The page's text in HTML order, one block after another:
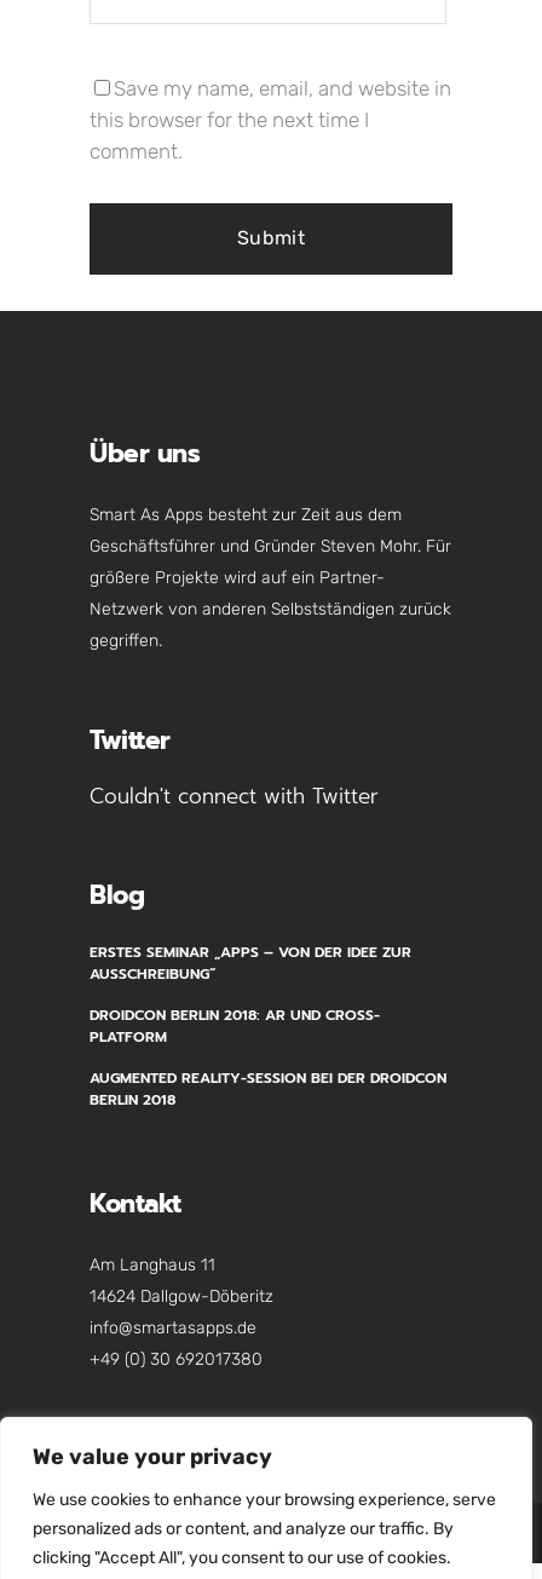
We value your privacy
We use cookies to enhance your browsing experience, serve
personalized ads or content, and analyze our traffic. By
clicking "Accept All", you consent to our use of cookies.
Save my name, email, and website in
this browser for the next time I
comment.
Über uns
Smart As Apps besteht zur Zeit aus dem
Geschäftsführer und Gründer Steven Mohr. Für
größere Projekte wird auf ein Partner-
Netzwerk von anderen Selbstständigen zurück
gegriffen.
Twitter
Couldn't connect with Twitter
Blog
ERSTES SEMINAR „APPS – VON DER IDEE ZUR
AUSSCHREIBUNG“
DROIDCON BERLIN 2018: AR UND CROSS-
PLATFORM
AUGMENTED REALITY-SESSION BEI DER DROIDCON
BERLIN 2018
Kontakt
Am Langhaus 11
14624 Dallgow-Döberitz
info@smartasapps.de
+49 (0) 30 692017380
© 2018 Smart As Apps GmbH. All Rights
Reserved. Impressum.Datenschutz.